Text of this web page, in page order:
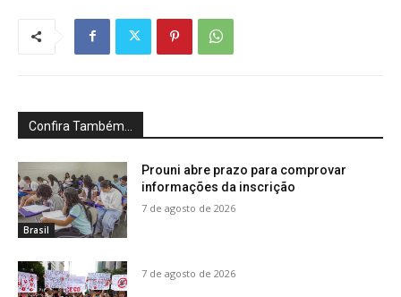
Confira Também...
Brasil
Prouni abre prazo para comprovar
informações da inscrição
7 de agosto de 2026
7 de agosto de 2026